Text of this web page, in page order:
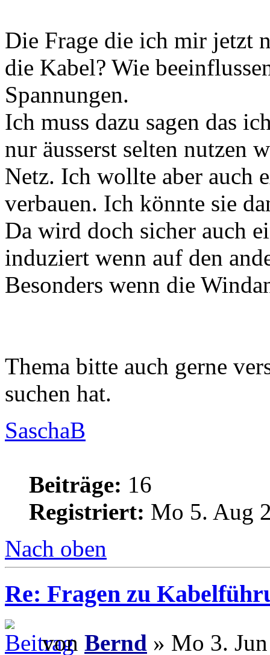
Die Frage die ich mir jetzt
die Kabel? Wie
Spannungen.
Ich muss dazu sagen das
nur äusserst selten nutzen
Netz. Ich wollte aber auch
verbauen. Ich könnte sie
Da wird doch sicher auch
induziert wenn auf den
Besonders wenn die
Thema bitte auch gerne
suchen hat.
SaschaB
Beiträge: 16
Registriert: Mo 5. Aug
Nach oben
Re: Fragen zu
von Bernd » Mo 3.